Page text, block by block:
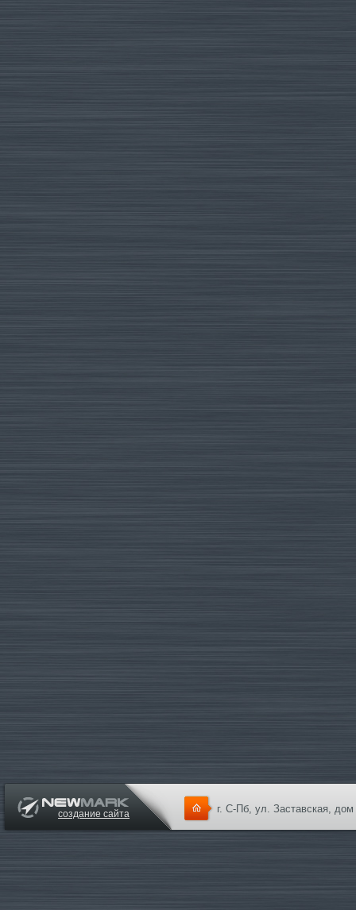
г. С-Пб, ул. Заставская, дом
создание сайта